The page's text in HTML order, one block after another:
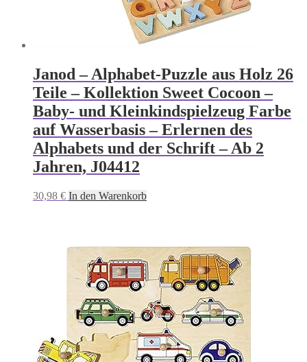
Janod – Alphabet-Puzzle aus Holz 26
Teile – Kollektion Sweet Cocoon –
Baby- und Kleinkindspielzeug Farbe
auf Wasserbasis – Erlernen des
Alphabets und der Schrift – Ab 2
Jahren, J04412
30,98 € In den Warenkorb